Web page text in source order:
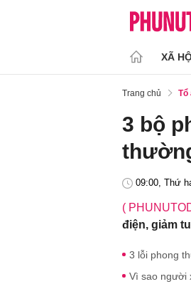
XÃ
Trang chủ Tổ
3 bộ
09:00, Thứ
(
điện, giảm
3 lỗi phong
Vì sao người